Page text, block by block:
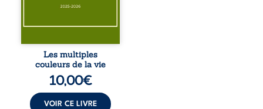
pour en retrouver
Entre souvenirs,
désillusions, Les
multiples couleurs
de la vie explore la
force des liens, le
poids des non-dits
et la ...
Les multiples
couleurs de la vie
10,00€
VOIR CE LIVRE